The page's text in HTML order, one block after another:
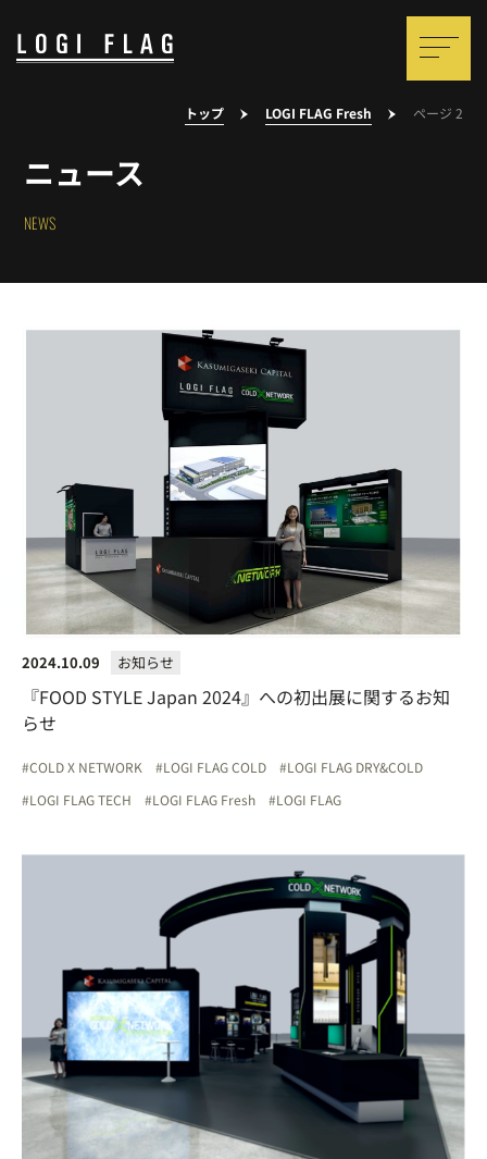
トップ LOGI FLAG Fresh ページ 2
ニュース
NEWS
2024.10.09 お知らせ
『FOOD STYLE Japan 2024』への初出展に関するお知
らせ
COLD X NETWORK LOGI FLAG COLD
LOGI FLAG DRY&COLD
LOGI FLAG TECH
LOGI FLAG Fresh LOGI FLAG